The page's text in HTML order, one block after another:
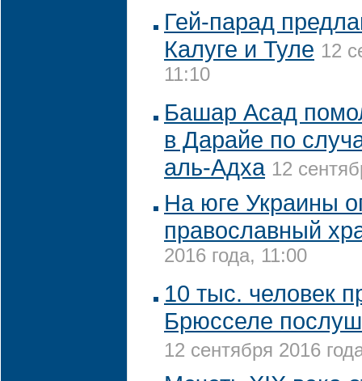
Гей-парад
Калуге и Туле 12
11:10
Башар Асад
в Дарайе по
аль-Адха 12
На юге Украины
православный
2016 года, 11:00
10 тыс. человек
Брюсселе
12 сентября 2016